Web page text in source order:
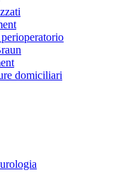
domiciliari